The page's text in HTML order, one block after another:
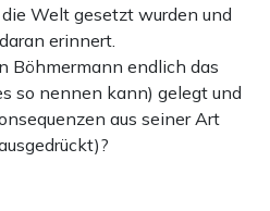
Welt gesetzt wurden und
erinnert.
Böhmermann endlich das
so nennen kann) gelegt und
aus seiner Art